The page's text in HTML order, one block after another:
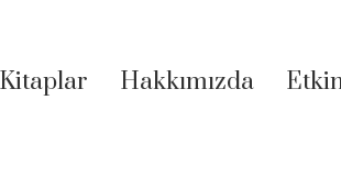
Kitaplar Hakkımızda